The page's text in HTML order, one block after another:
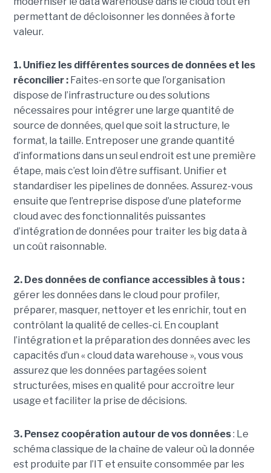
permettant de décloisonner les données à forte
valeur.
1. Unifiez les différentes sources de données et les
réconcilier : Faites-en sorte que l’organisation
dispose de l’infrastructure ou des solutions
nécessaires pour intégrer une large quantité de
source de données, quel que soit la structure, le
format, la taille. Entreposer une grande quantité
d’informations dans un seul endroit est une première
étape, mais c’est loin d’être suffisant. Unifier et
standardiser les pipelines de données. Assurez-vous
ensuite que l’entreprise dispose d’une plateforme
cloud avec des fonctionnalités puissantes
d’intégration de données pour traiter les big data à
un coût raisonnable.
2. Des données de confiance accessibles à tous :
gérer les données dans le cloud pour profiler,
préparer, masquer, nettoyer et les enrichir, tout en
contrôlant la qualité de celles-ci. En couplant
l’intégration et la préparation des données avec les
capacités d’un « cloud data warehouse », vous vous
assurez que les données partagées soient
structurées, mises en qualité pour accroître leur
usage et faciliter la prise de décisions.
3. Pensez coopération autour de vos données: Le
schéma classique de la chaîne de valeur où la donnée
est produite par l’IT et ensuite consommée par les